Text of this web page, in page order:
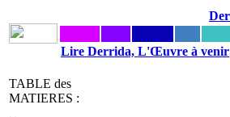
Lire Derrida, L'Œuvre à venir
TABLE des
MATIERES :